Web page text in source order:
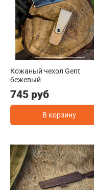
Кожаный чехол Gent
бежевый
745 руб
В корзину